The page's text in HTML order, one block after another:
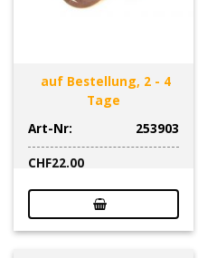
auf Bestellung, 2 - 4
Tage
Art-Nr:
253903
CHF22.00